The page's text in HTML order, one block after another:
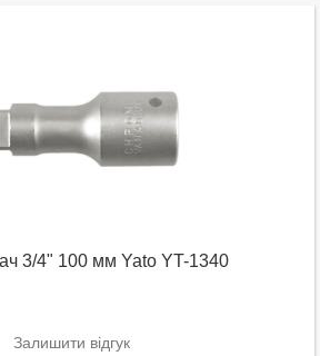
3/4" 100 мм Yato YT-1340
Залишити відгук